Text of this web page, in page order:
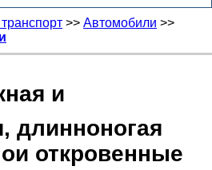
>> Автомобили >>
и
длинноногая
откровенные